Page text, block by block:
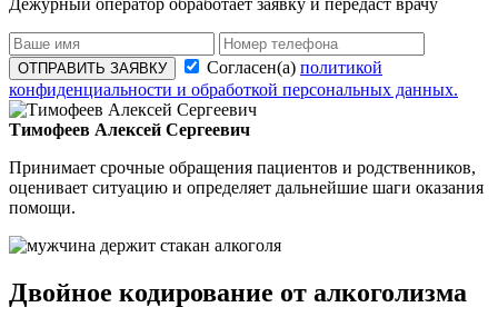
ОТПРАВИТЬ ЗАЯВКУ Согласен(а) политикой
конфиденциальности и обработкой персональных данных.
Тимофеев Алексей Сергеевич
Принимает срочные обращения пациентов и родственников,
оценивает ситуацию и определяет дальнейшие шаги оказания
помощи.
Двойное кодирование от алкоголизма